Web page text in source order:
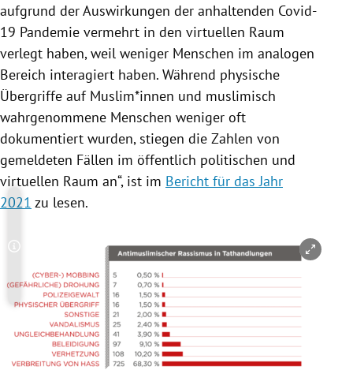
aufgrund der Auswirkungen der anhaltenden Covid-
19 Pandemie vermehrt in den virtuellen Raum
verlegt haben, weil weniger Menschen im analogen
Bereich interagiert haben. Während physische
Übergriffe auf Muslim*innen und muslimisch
wahrgenommene Menschen weniger oft
dokumentiert wurden, stiegen die Zahlen von
gemeldeten Fällen im öffentlich politischen und
virtuellen Raum an“, ist im Bericht für das Jahr
2021 zu lesen.
Copyright-Hinweis öffnen/schließen